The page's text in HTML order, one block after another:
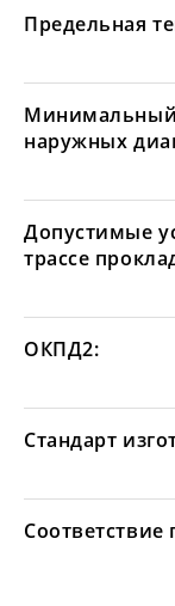
Предельная
Минимальный
наружных
Допустимые
трассе
ОКПД2:
Стандарт
Соответствие